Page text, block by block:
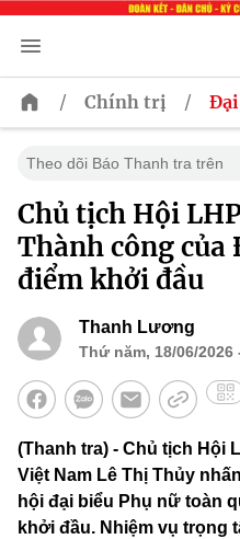
/ Chính trị /
Theo dõi Báo Thanh tra trên
Chủ tịch Hội
Thành công
điểm khởi đầu
Thanh Lương
Thứ năm, 18/06/2026
(Thanh tra) - Chủ tịch Hội
Việt Nam Lê Thị Thủy
hội đại biểu Phụ nữ toàn
khởi đầu. Nhiệm vụ trọng